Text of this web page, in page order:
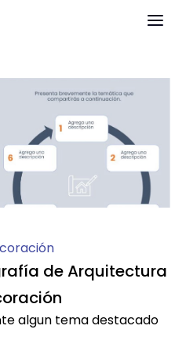
de Arquitectura
algun tema destacado